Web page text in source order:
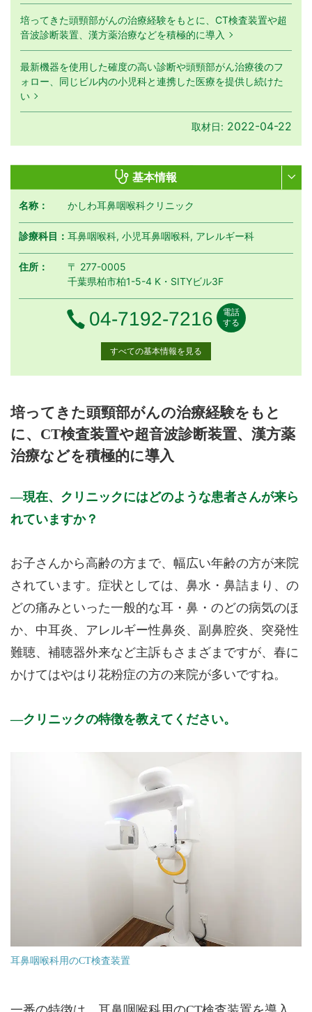
培ってきた頭頸部がんの治療経験をもとに、CT検査装置や超
音波診断装置、漢方薬治療などを積極的に導入
最新機器を使用した確度の高い診断や頭頸部がん治療後のフ
ォロー、同じビル内の小児科と連携した医療を提供し続けた
い
取材日: 2022-04-22
基本情報
名称： かしわ耳鼻咽喉科クリニック
診療科目：耳鼻咽喉科, 小児耳鼻咽喉科, アレルギー科
住所：
〒 277-0005
千葉県柏市柏1-5-4 K・SITYビル3F
電話番号
04-7192-7216
電話
する
すべての基本情報を見る
9:00 - 13:00
○ ○ 休 ○ ○ ○ 休
休
15:00 - 18:30
○ ○ 休 ○ ○ 休 休 休
※診療時間や臨時休診・診療内容等について、事前に必ず医療
公式HPはこちら
培ってきた頭頸部がんの治療経験をもと
に、CT検査装置や超音波診断装置、漢方薬
治療などを積極的に導入
現在、クリニックにはどのような患者さんが来ら
れていますか？
お子さんから高齢の方まで、幅広い年齢の方が来院
されています。症状としては、鼻水・鼻詰まり、の
どの痛みといった一般的な耳・鼻・のどの病気のほ
か、中耳炎、アレルギー性鼻炎、副鼻腔炎、突発性
難聴、補聴器外来など主訴もさまざまですが、春に
かけてはやはり花粉症の方の来院が多いですね。
クリニックの特徴を教えてください。
耳鼻咽喉科用のCT検査装置